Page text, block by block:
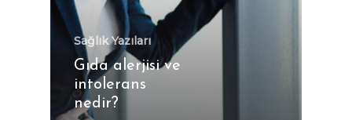
Sağlık Yazıları
Gıda alerjisi ve
intolerans
nedir?